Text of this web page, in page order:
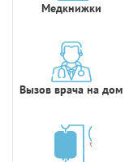
Медкнижки
Вызов врача на дом